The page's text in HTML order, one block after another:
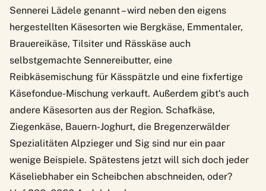
Sennerei Lädele genannt – wird neben den eigens
hergestellten Käsesorten wie Bergkäse, Emmentaler,
Brauereikäse, Tilsiter und Rässkäse auch
selbstgemachte Sennereibutter, eine
Reibkäsemischung für Kässpätzle und eine fixfertige
Käsefondue-Mischung verkauft. Außerdem gibt‘s auch
andere Käsesorten aus der Region. Schafkäse,
Ziegenkäse, Bauern-Joghurt, die Bregenzerwälder
Spezialitäten Alpzieger und Sig sind nur ein paar
wenige Beispiele. Spätestens jetzt will sich doch jeder
Käseliebhaber ein Scheibchen abschneiden, oder?